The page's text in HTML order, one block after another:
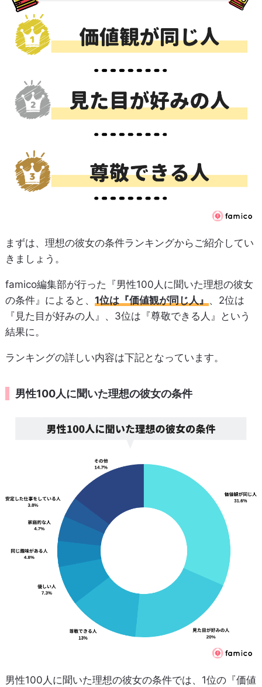
まずは、理想の彼女の条件ランキングからご紹介してい
きましょう。
famico編集部が行った『男性100人に聞いた理想の彼女
の条件』によると、 1位は『価値観が同じ人』、2位は
『見た目が好みの人』、3位は『尊敬できる人』という
結果に。
ランキングの詳しい内容は下記となっています。
男性100人に聞いた理想の彼女の条件
男性100人に聞いた理想の彼女の条件では、1位の『価値